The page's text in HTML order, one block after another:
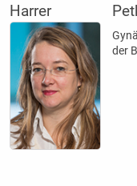
Harrer
der